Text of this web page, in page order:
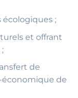
;
et offrant
de
économique de